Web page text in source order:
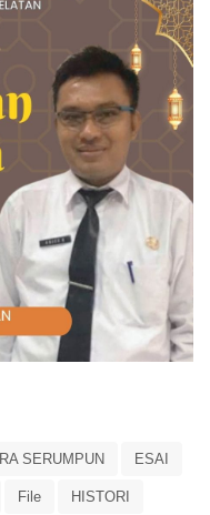
SERUMPUN ESAI
File HISTORI